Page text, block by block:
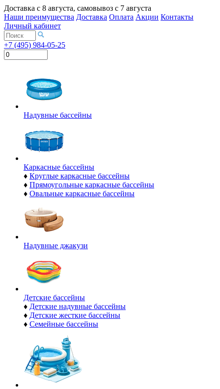
Доставка с 8 августа, самовывоз с 7 августа
Наши преимущества Доставка Оплата Акции Контакты
Личный кабинет
+7 (495) 984-05-25
Надувные бассейны
Каркасные бассейны
♦ Круглые каркасные бассейны
♦ Прямоугольные каркасные бассейны
♦ Овальные каркасные бассейны
Надувные джакузи
Детские бассейны
♦ Детские надувные бассейны
♦ Детские жесткие бассейны
♦ Семейные бассейны